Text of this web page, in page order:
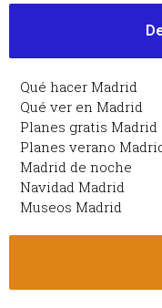
Qué hacer Madrid
Qué ver en Madrid
Planes gratis Madrid
Planes verano
Madrid de noche
Navidad Madrid
Museos Madrid